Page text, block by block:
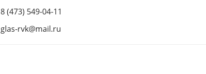
8 (473) 549-04-11
glas-rvk@mail.ru